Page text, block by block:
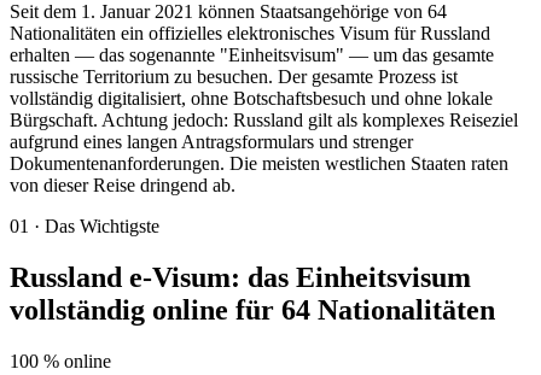
Seit dem 1. Januar 2021 können Staatsangehörige von 64
Nationalitäten ein offizielles elektronisches Visum für Russland
erhalten — das sogenannte "Einheitsvisum" — um das gesamte
russische Territorium zu besuchen. Der gesamte Prozess ist
vollständig digitalisiert, ohne Botschaftsbesuch und ohne lokale
Bürgschaft. Achtung jedoch: Russland gilt als komplexes Reiseziel
aufgrund eines langen Antragsformulars und strenger
Dokumentenanforderungen. Die meisten westlichen Staaten raten
von dieser Reise dringend ab.
01 · Das Wichtigste
Russland e-Visum: das Einheitsvisum
vollständig online für 64 Nationalitäten
100 % online